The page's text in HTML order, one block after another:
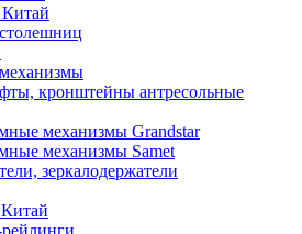
кронштейны антресольные
механизмы Grandstar
механизмы Samet
зеркалодержатели